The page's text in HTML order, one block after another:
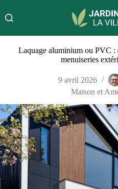
au
contenu
Laquage aluminium ou PVC :
menuiseries
9 avril 2026
Maison et